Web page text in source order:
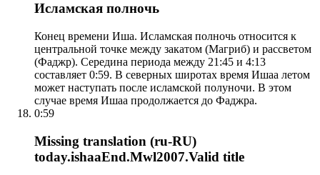
Исламская полночь
Конец времени Иша. Исламская полночь относится к
центральной точке между закатом (Магриб) и рассветом
(Фаджр). Середина периода между 21:45 и 4:13
составляет 0:59. В северных широтах время Ишаа летом
может наступать после исламской полуночи. В этом
случае время Ишаа продолжается до Фаджра.
0:59
Missing translation (ru-RU)
today.ishaaEnd.Mwl2007.Valid title